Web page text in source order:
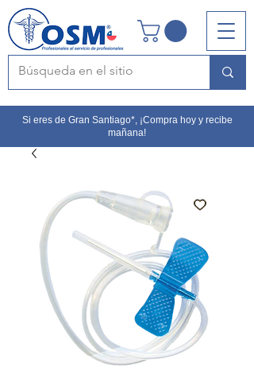
Si eres de Gran Santiago*, ¡Compra hoy y recibe
mañana!